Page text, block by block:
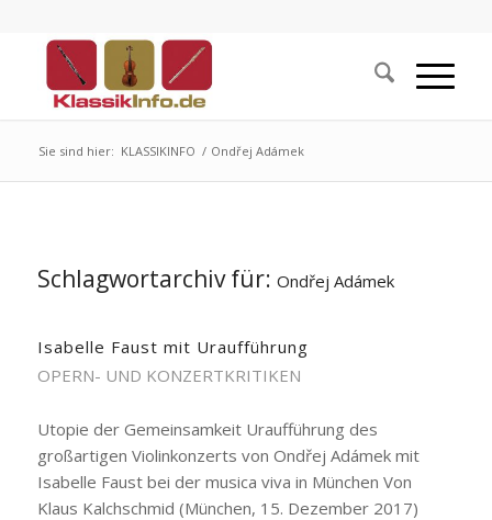
Sie sind hier: KLASSIKINFO / Ondřej Adámek
Schlagwortarchiv für: Ondřej Adámek
Isabelle Faust mit Uraufführung
OPERN- UND KONZERTKRITIKEN
Utopie der Gemeinsamkeit Uraufführung des
großartigen Violinkonzerts von Ondřej Adámek mit
Isabelle Faust bei der musica viva in München Von
Klaus Kalchschmid (München, 15. Dezember 2017)